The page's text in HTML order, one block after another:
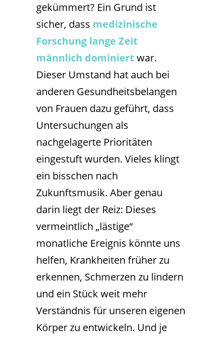
gekümmert? Ein Grund ist
sicher, dass medizinische
Forschung lange Zeit
männlich dominiert war.
Dieser Umstand hat auch bei
anderen Gesundheitsbelangen
von Frauen dazu geführt, dass
Untersuchungen als
nachgelagerte Prioritäten
eingestuft wurden. Vieles klingt
ein bisschen nach
Zukunftsmusik. Aber genau
darin liegt der Reiz: Dieses
vermeintlich „lästige“
monatliche Ereignis könnte uns
helfen, Krankheiten früher zu
erkennen, Schmerzen zu lindern
und ein Stück weit mehr
Verständnis für unseren eigenen
Körper zu entwickeln. Und je